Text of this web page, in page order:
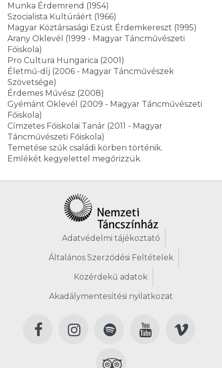
Munka Érdemrend (1954)
Szocialista Kultúráért (1966)
Magyar Köztársasági Ezüst Érdemkereszt (1995)
Arany Oklevél (1999 - Magyar Táncművészeti
Főiskola)
Pro Cultura Hungarica (2001)
Életmű-díj (2006 - Magyar Táncművészek
Szövetsége)
Érdemes Művész (2008)
Gyémánt Oklevél (2009 - Magyar Táncművészeti
Főiskola)
Címzetes Főiskolai Tanár (2011 - Magyar
Táncművészeti Főiskola)
Temetése szűk családi körben történik.
Emlékét kegyelettel megőrizzük.
Adatvédelmi tájékoztató
Általános Szerződési Feltételek
Közérdekű adatok
Akadálymentesítési nyilatkozat